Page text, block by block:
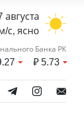
августа
с, ясно
Банка РК
₽5.73